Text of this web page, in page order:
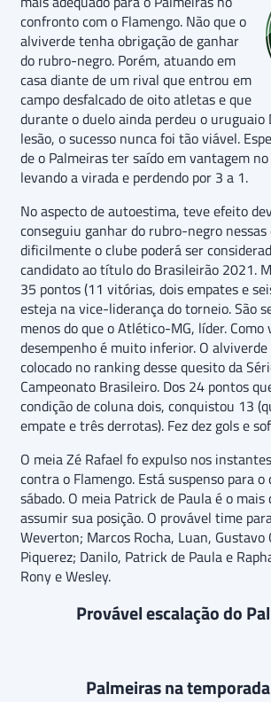
confronto com o Flamengo. Não que o
alviverde tenha obrigação de ganhar
do rubro-negro. Porém, atuando em
casa diante de um rival que entrou em
campo desfalcado de oito atletas e que
durante o duelo ainda perdeu o uruguaio
lesão, o sucesso nunca foi tão viável.
de o Palmeiras ter saído em vantagem no
levando a virada e perdendo por 3 a 1.
No aspecto de autoestima, teve efeito
conseguiu ganhar do rubro-negro nessas
dificilmente o clube poderá ser
candidato ao título do Brasileirão 2021.
35 pontos (11 vitórias, dois empates e
esteja na vice-liderança do torneio. São
menos do que o Atlético-MG, líder.
desempenho é muito inferior. O
colocado no ranking desse quesito da
Campeonato Brasileiro. Dos 24 pontos
condição de coluna dois, conquistou 13
empate e três derrotas). Fez dez gols e
O meia Zé Rafael fo expulso nos
contra o Flamengo. Está suspenso para
sábado. O meia Patrick de Paula é o mais
assumir sua posição. O provável time
Weverton; Marcos Rocha, Luan, Gustavo
Piquerez; Danilo, Patrick de Paula e
Rony e Wesley.
Provável escalação do
Palmeiras na